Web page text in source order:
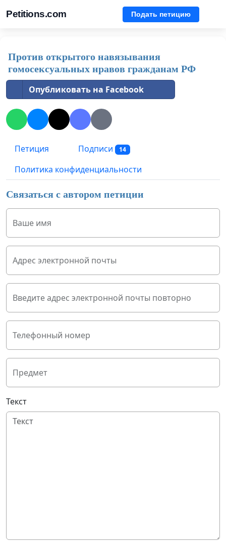
Petitions.com Подать петицию
Против открытого навязывания
гомосексуальных нравов гражданам РФ
Опубликовать на Facebook
Петиция Подписи 14
Политика конфиденциальности
Связаться с автором петиции
Ваше имя
Адрес электронной почты
Введите адрес электронной почты повторно
Телефонный номер
Предмет
Текст